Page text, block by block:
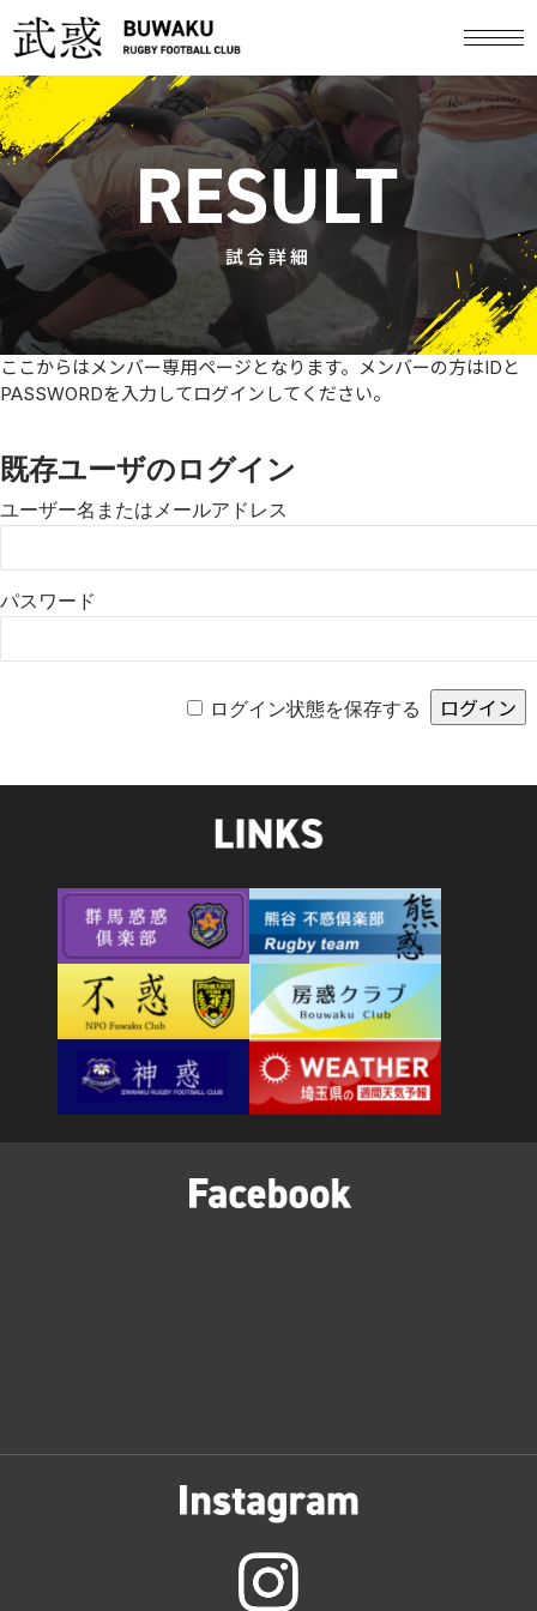
試合詳細
ここからはメンバー専用ページとなります。メンバーの方はIDと
PASSWORDを入力してログインしてください。
既存ユーザのログイン
ユーザー名またはメールアドレス
パスワード
ログイン状態を保存する